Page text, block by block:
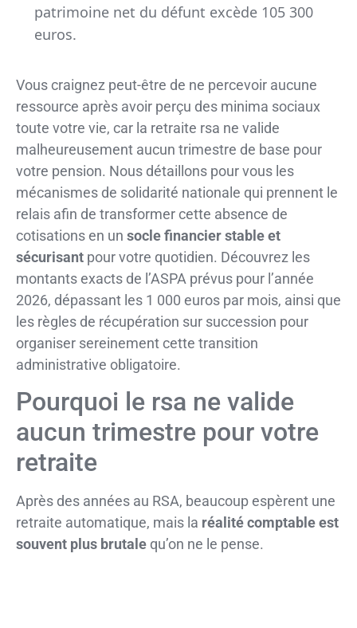
patrimoine net du défunt excède 105 300
euros.
Vous craignez peut-être de ne percevoir aucune
ressource après avoir perçu des minima sociaux
toute votre vie, car la retraite rsa ne valide
malheureusement aucun trimestre de base pour
votre pension. Nous détaillons pour vous les
mécanismes de solidarité nationale qui prennent le
relais afin de transformer cette absence de
cotisations en un socle financier stable et
sécurisant pour votre quotidien. Découvrez les
montants exacts de l’ASPA prévus pour l’année
2026, dépassant les 1 000 euros par mois, ainsi que
les règles de récupération sur succession pour
organiser sereinement cette transition
administrative obligatoire.
Pourquoi le rsa ne valide
aucun trimestre pour votre
retraite
Après des années au RSA, beaucoup espèrent une
retraite automatique, mais la réalité comptable est
souvent plus brutale qu’on ne le pense.